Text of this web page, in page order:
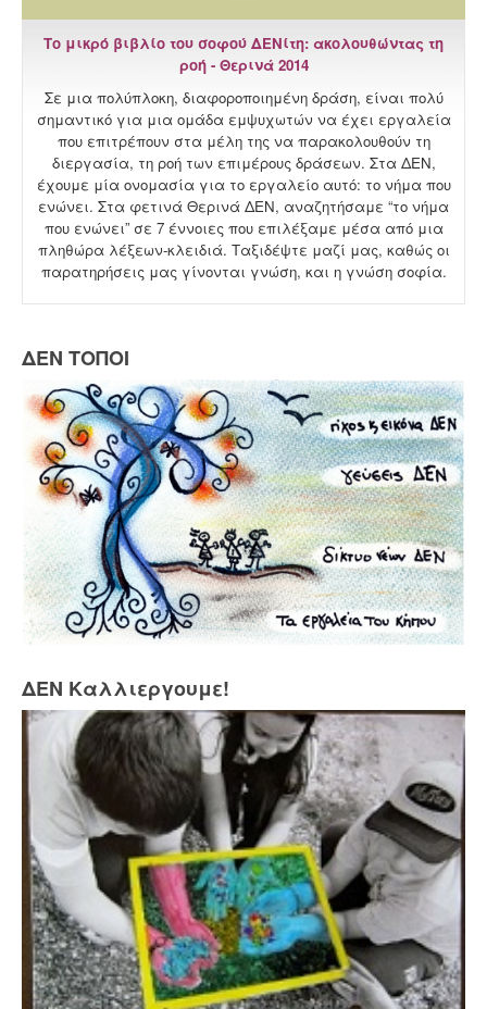
Το μικρό βιβλίο του σοφού ΔΕΝίτη: ακολουθώντας τη
ροή - Θερινά 2014
Σε μια πολύπλοκη, διαφοροποιημένη δράση, είναι πολύ
σημαντικό για μια ομάδα εμψυχωτών να έχει εργαλεία
που επιτρέπουν στα μέλη της να παρακολουθούν τη
διεργασία, τη ροή των επιμέρους δράσεων. Στα ΔΕΝ,
έχουμε μία ονομασία για το εργαλείο αυτό: το νήμα που
ενώνει. Στα φετινά Θερινά ΔΕΝ, αναζητήσαμε “το νήμα
που ενώνει” σε 7 έννοιες που επιλέξαμε μέσα από μια
πληθώρα λέξεων-κλειδιά. Ταξιδέψτε μαζί μας, καθώς οι
παρατηρήσεις μας γίνονται γνώση, και η γνώση σοφία.
ΔΕΝ ΤΟΠΟΙ
ΔΕΝ Καλλιεργουμε!